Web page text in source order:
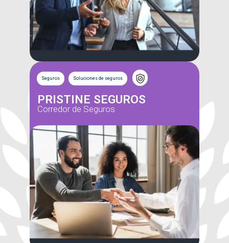
Seguros Soluciones de seguros
PRISTINE SEGUROS
Corredor de Seguros